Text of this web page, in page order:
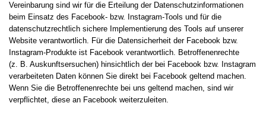
Vereinbarung sind wir für die Erteilung der Datenschutzinformationen
beim Einsatz des Facebook- bzw. Instagram-Tools und für die
datenschutzrechtlich sichere Implementierung des Tools auf unserer
Website verantwortlich. Für die Datensicherheit der Facebook bzw.
Instagram-Produkte ist Facebook verantwortlich. Betroffenenrechte
(z. B. Auskunftsersuchen) hinsichtlich der bei Facebook bzw. Instagram
verarbeiteten Daten können Sie direkt bei Facebook geltend machen.
Wenn Sie die Betroffenenrechte bei uns geltend machen, sind wir
verpflichtet, diese an Facebook weiterzuleiten.